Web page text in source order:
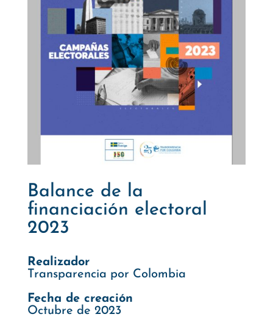
Balance de la
financiación electoral
2023
Realizador
Transparencia por Colombia
Fecha de creación
Octubre de 2023